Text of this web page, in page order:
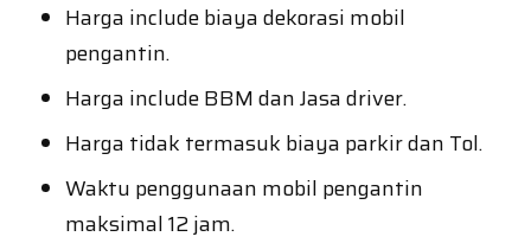
Harga include biaya dekorasi mobil
pengantin.
Harga include BBM dan Jasa driver.
Harga tidak termasuk biaya parkir dan Tol.
Waktu penggunaan mobil pengantin
maksimal 12 jam.